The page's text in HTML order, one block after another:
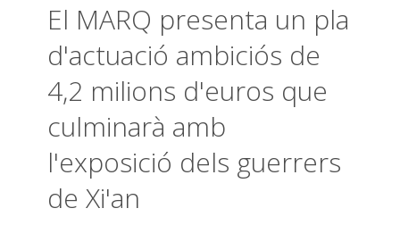
El MARQ presenta un pla
d'actuació ambiciós de
4,2 milions d'euros que
culminarà amb
l'exposició dels guerrers
de Xi'an